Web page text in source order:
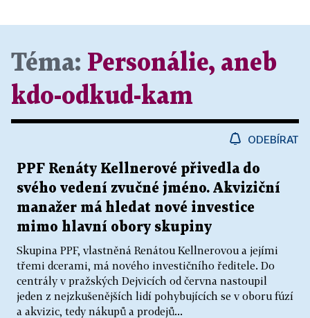
Téma: Personálie, aneb
kdo-odkud-kam
ODEBÍRAT
PPF Renáty Kellnerové přivedla do
svého vedení zvučné jméno. Akviziční
manažer má hledat nové investice
mimo hlavní obory skupiny
Skupina PPF, vlastněná Renátou Kellnerovou a jejími
třemi dcerami, má nového investičního ředitele. Do
centrály v pražských Dejvicích od června nastoupil
jeden z nejzkušenějších lidí pohybujících se v oboru fúzí
a akvizic, tedy nákupů a prodejů...